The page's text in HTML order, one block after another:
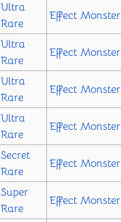
Ultra
Rare
Effect Monster
Ultra
Rare
Effect Monster
Ultra
Rare
Effect Monster
Ultra
Rare
Effect Monster
Secret
Rare
Effect Monster
Super
Rare
Effect Monster